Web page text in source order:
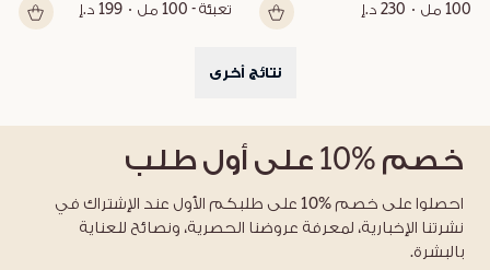
100 مل 230 د.إ تعبئة - 100 مل 199 د.إ
نتائج أخرى
خصم %10 على أول طلب
احصلوا على خصم %10 على طلبكم الأول عند الإشتراك في
نشرتنا الإخبارية، لمعرفة عروضنا الحصرية، ونصائح للعناية
بالبشرة.